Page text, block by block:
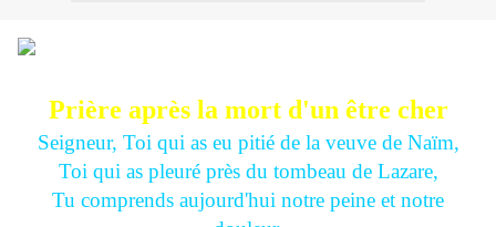
Prière après la mort d'un être cher
Seigneur, Toi qui as eu pitié de la veuve de Naïm,
Toi qui as pleuré près du tombeau de Lazare,
Tu comprends aujourd'hui notre peine et notre